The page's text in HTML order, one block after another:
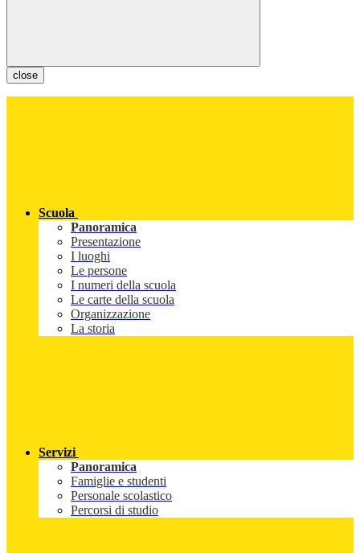
close
Scuola
Panoramica
Presentazione
I luoghi
Le persone
I numeri della scuola
Le carte della scuola
Organizzazione
La storia
Servizi
Panoramica
Famiglie e studenti
Personale scolastico
Percorsi di studio